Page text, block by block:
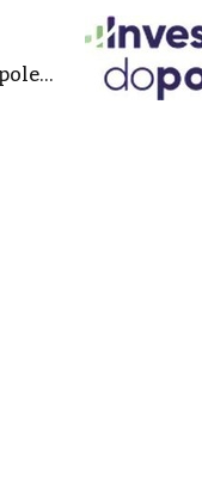
anna.dvorackova@investujdopole.cz